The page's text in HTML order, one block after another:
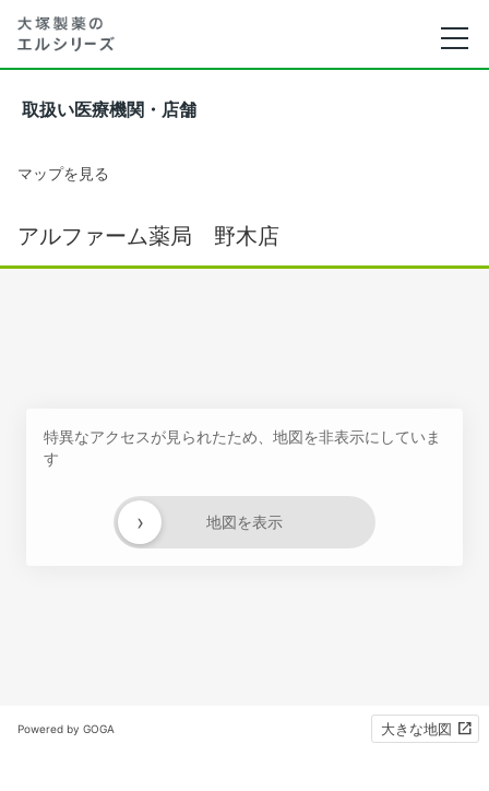
取扱い医療機関・店舗
マップを見る
アルファーム薬局 野木店
特異なアクセスが見られたため、地図を非表示にしていま
す
地図を表示
›
Powered by GOGA 大きな地図